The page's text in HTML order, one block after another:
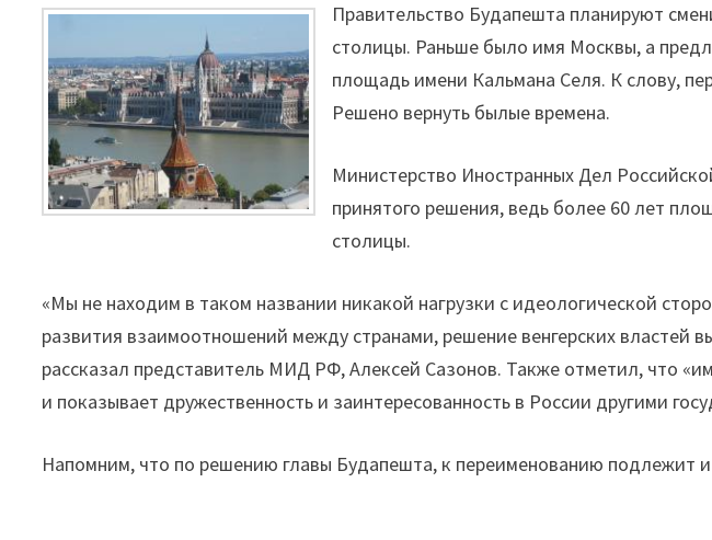
Правительство Будапешта планируют
столицы. Раньше было имя Москвы, а
площадь имени Кальмана Селя. К слову,
Решено вернуть былые времена.
Министерство Иностранных Дел
принятого решения, ведь более 60 лет
столицы.
«Мы не находим в таком названии никакой нагрузки с идеологической
развития взаимоотношений между странами, решение венгерских властей
рассказал представитель МИД РФ, Алексей Сазонов. Также отметил, что
и показывает дружественность и заинтересованность в России другими
Напомним, что по решению главы Будапешта, к переименованию подлежит